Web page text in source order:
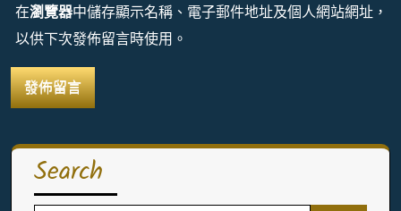
在瀏覽器中儲存顯示名稱、電子郵件地址及個人網站網址，
以供下次發佈留言時使用。
Search